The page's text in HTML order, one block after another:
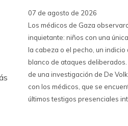
07 de agosto de 2026
Los médicos de Gaza
inquietante: niños con una
la cabeza o el pecho, un
blanco de ataques
de una investigación de De
con los médicos, que se
últimos testigos presenciales